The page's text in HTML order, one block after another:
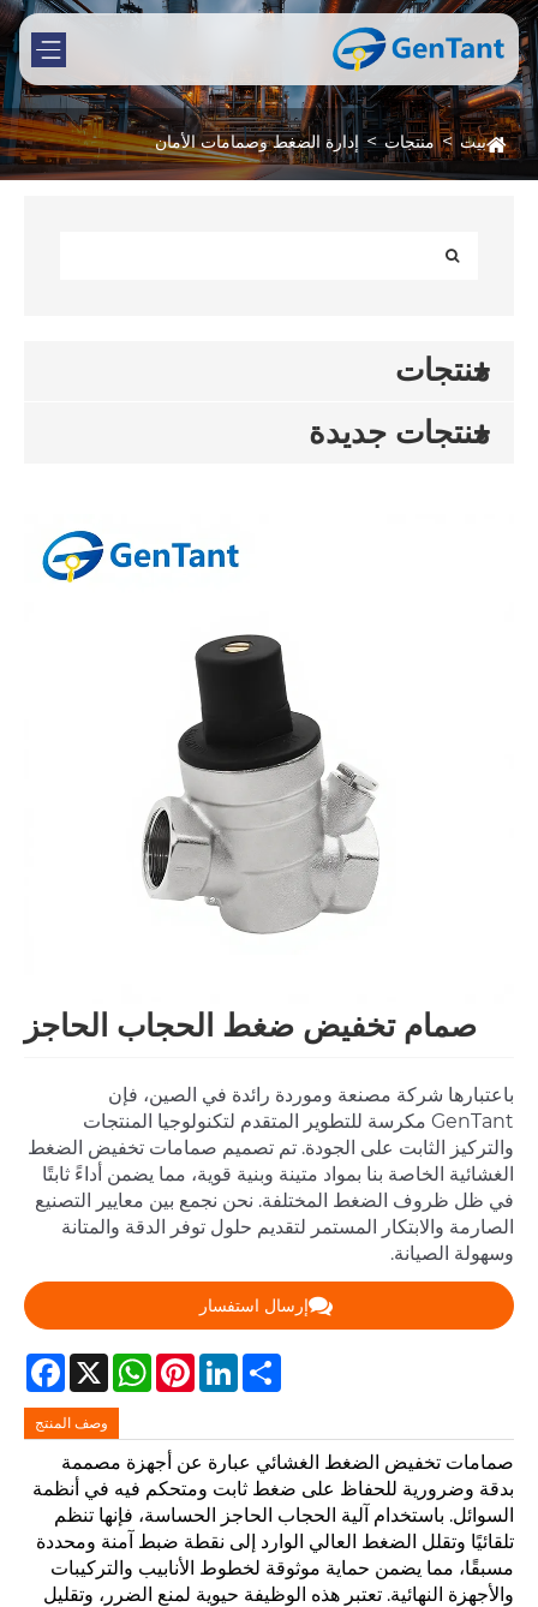
بيت منتجات إدارة الضغط وصمامات الأمان
منتجات
منتجات جديدة
صمام تخفيض ضغط الحجاب الحاجز
باعتبارها شركة مصنعة وموردة رائدة في الصين، فإن
GenTant مكرسة للتطوير المتقدم لتكنولوجيا المنتجات
والتركيز الثابت على الجودة. تم تصميم صمامات تخفيض الضغط
الغشائية الخاصة بنا بمواد متينة وبنية قوية، مما يضمن أداءً ثابتًا
في ظل ظروف الضغط المختلفة. نحن نجمع بين معايير التصنيع
الصارمة والابتكار المستمر لتقديم حلول توفر الدقة والمتانة
وسهولة الصيانة.
إرسال استفسار
X
WhatsAppPinterestLinkedIn Share
وصف المنتج
صمامات تخفيض الضغط الغشائي عبارة عن أجهزة مصممة
بدقة وضرورية للحفاظ على ضغط ثابت ومتحكم فيه في أنظمة
السوائل. باستخدام آلية الحجاب الحاجز الحساسة، فإنها تنظم
تلقائيًا وتقلل الضغط العالي الوارد إلى نقطة ضبط آمنة ومحددة
مسبقًا، مما يضمن حماية موثوقة لخطوط الأنابيب والتركيبات
والأجهزة النهائية. تعتبر هذه الوظيفة حيوية لمنع الضرر، وتقليل